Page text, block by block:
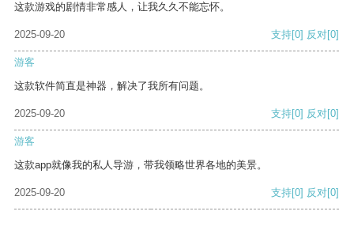
这款游戏的剧情非常感人，让我久久不能忘怀。
2025-09-20 支持[0] 反对[0]
游客
这款软件简直是神器，解决了我所有问题。
2025-09-20 支持[0] 反对[0]
游客
这款app就像我的私人导游，带我领略世界各地的美景。
2025-09-20 支持[0] 反对[0]